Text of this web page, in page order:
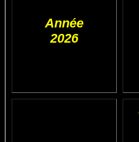
Année
2026